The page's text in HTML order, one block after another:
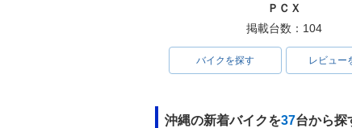
ＰＣＸ
掲載台数：104
バイクを探す レビュー
沖縄の新着バイクを37台から探